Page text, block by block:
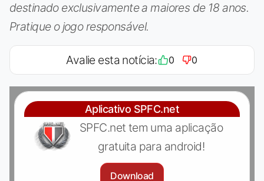
destinado exclusivamente a maiores de 18 anos.
Pratique o jogo responsável.
Avalie esta notícia: 0 0
Aplicativo SPFC.net
SPFC.net tem uma aplicação
gratuita para android!
Download